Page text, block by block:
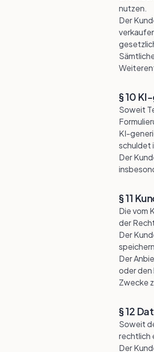
nutzen.
Der
§ 10
Soweit
KI-
schuldet
Der
§ 11
Die vom
der
Der
Der
oder den
Zwecke
§ 12
Soweit
rechtlich
Der